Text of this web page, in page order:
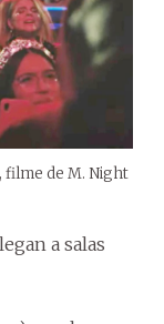
filme de M. Night
a salas